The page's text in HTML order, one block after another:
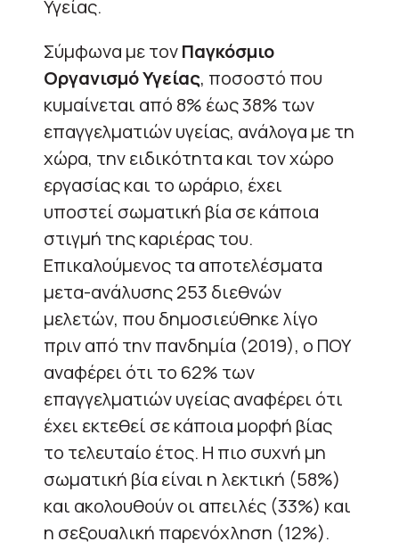
Υγείας.
Σύμφωνα με τονΠαγκόσμιο
Οργανισμό Υγείας, ποσοστό που
κυμαίνεται από 8% έως 38% των
επαγγελματιών υγείας, ανάλογα με τη
χώρα, την ειδικότητα και τον χώρο
εργασίας και το ωράριο, έχει
υποστεί σωματική βία σε κάποια
στιγμή της καριέρας του.
Επικαλούμενος τα αποτελέσματα
μετα-ανάλυσης 253 διεθνών
μελετών, που δημοσιεύθηκε λίγο
πριν από την πανδημία (2019), ο ΠΟΥ
αναφέρει ότι το 62% των
επαγγελματιών υγείας αναφέρει ότι
έχει εκτεθεί σε κάποια μορφή βίας
το τελευταίο έτος. Η πιο συχνή μη
σωματική βία είναι η λεκτική (58%)
και ακολουθούν οι απειλές (33%) και
η σεξουαλική παρενόχληση (12%).